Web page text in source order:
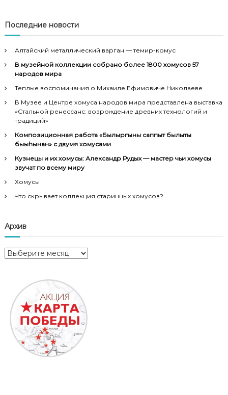
Последние новости
Алтайский металлический варган — темир-комус
В музейной коллекции собрано более 1800 хомусов 57
народов мира
Теплые воспоминания о Михаиле Ефимовиче Николаеве
В Музее и Центре хомуса народов мира представлена выставка
«Стальной ренессанс: возрождение древних технологий и
традиций»
Композиционная работа «Былыргыны саппыт былыты
быыһынан» с двумя хомусами
Кузнецы и их хомусы: Александр Рудых — мастер чьи хомусы
звучат по всему миру
Хомусы
Что скрывает коллекция старинных хомусов?
Архив
А